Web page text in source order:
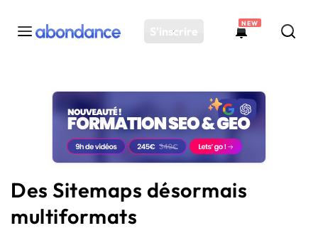
S'inscrire
NEW
Toutes les actus
Actus SEO
Plateforme
Solutions
Ressources
Audit SEO
Des Sitemaps désormais
multiformats